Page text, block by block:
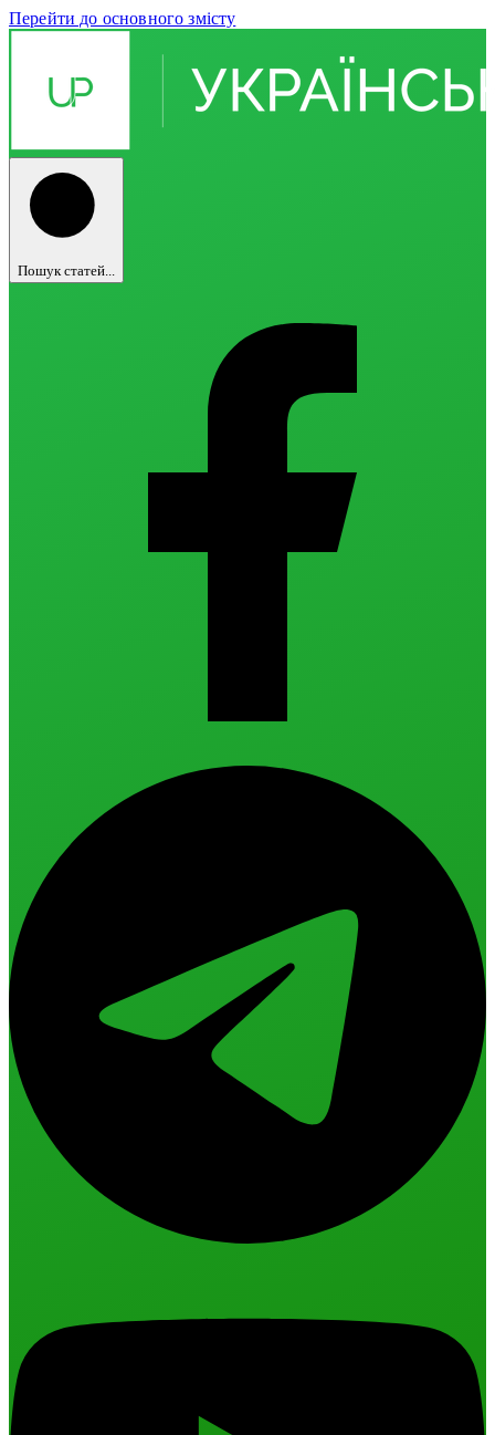
Перейти до основного змісту
Пошук статей...